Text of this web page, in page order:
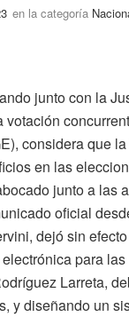
en la categoría
junto con la
considera que
en las
junto a las
oficial
dejó sin
para
Larreta,
y diseñando un